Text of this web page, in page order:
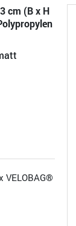
cm (B x H
VELOBAG®